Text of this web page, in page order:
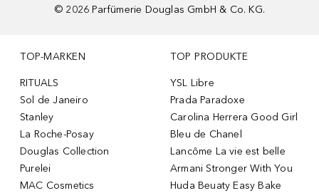
© 2026 Parfümerie Douglas GmbH & Co. KG.
TOP-MARKEN
RITUALS
Sol de Janeiro
Stanley
La Roche-Posay
Douglas Collection
Purelei
MAC Cosmetics
TOP PRODUKTE
YSL Libre
Prada Paradoxe
Carolina Herrera Good Girl
Bleu de Chanel
Lancôme La vie est belle
Armani Stronger With You
Huda Beuaty Easy Bake